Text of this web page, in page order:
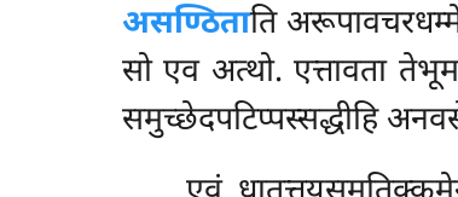
असण्ठिताति
सो एव अत्थो. एत्तावता
समुच्छेदपटिप्पस्सद्धीहि